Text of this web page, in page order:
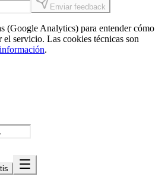
Enviar feedback
(Google Analytics) para entender cómo
el servicio. Las cookies técnicas son
.